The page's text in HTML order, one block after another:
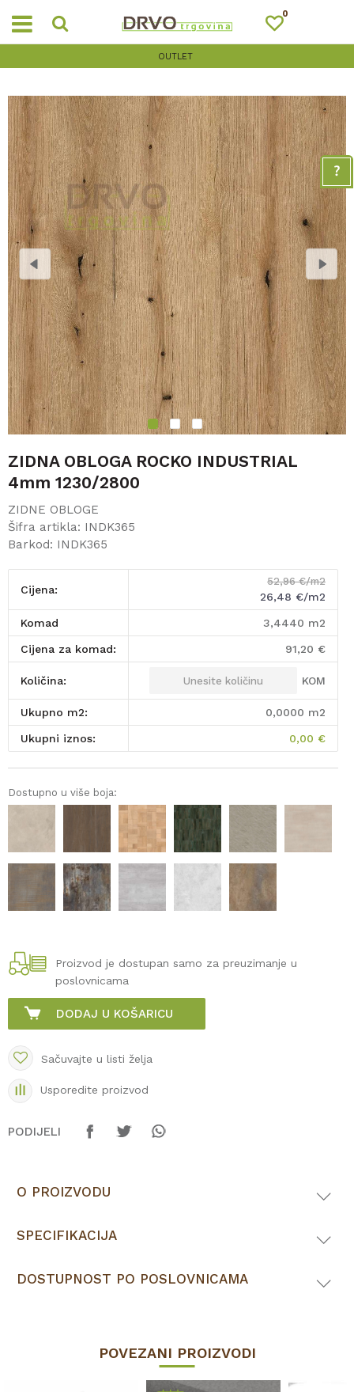
0
OUTLET
1 2 3
ZIDNA OBLOGA ROCKO INDUSTRIAL
4mm 1230/2800
ZIDNE OBLOGE
Šifra artikla: INDK365
Barkod: INDK365
Cijena:
52,96 €/m2
26,48 €/m2
komad 3,4440 m2
Cijena za komad: 91,20 €
Količina: KOM
Ukupno m2: 0,0000 m2
Ukupni iznos: 0,00 €
Dostupno u više boja:
Proizvod je dostupan samo za preuzimanje u
poslovnicama
DODAJ U KOŠARICU
Sačuvajte u listi želja
Usporedite proizvod
PODIJELI
O PROIZVODU
SPECIFIKACIJA
DOSTUPNOST PO POSLOVNICAMA
POVEZANI PROIZVODI